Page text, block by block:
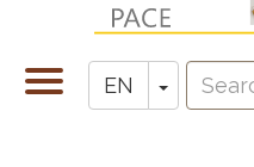
mainToggle
navigation
EN Toggle
Zoeken